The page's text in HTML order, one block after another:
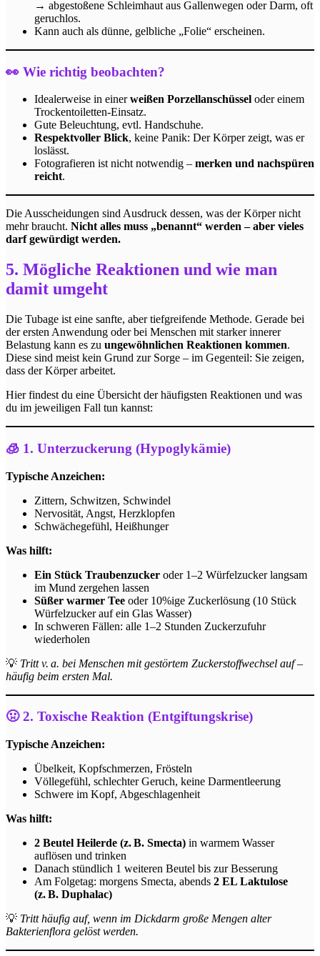
→ abgestoßene Schleimhaut aus Gallenwegen oder Darm, oft
geruchlos.
Kann auch als dünne, gelbliche „Folie“ erscheinen.
👀 Wie richtig beobachten?
Idealerweise in einerweißen Porzellanschüssel oder einem
Trockentoiletten-Einsatz.
Gute Beleuchtung, evtl. Handschuhe.
Respektvoller Blick, keine Panik: Der Körper zeigt, was er
loslässt.
Fotografieren ist nicht notwendig – merken und nachspüren
reicht.
Die Ausscheidungen sind Ausdruck dessen, was der Körper nicht
mehr braucht. Nicht alles muss „benannt“ werden – aber vieles
darf gewürdigt werden.
5. Mögliche Reaktionen und wie man
damit umgeht
Die Tubage ist eine sanfte, aber tiefgreifende Methode. Gerade bei
der ersten Anwendung oder bei Menschen mit starker innerer
Belastung kann es zu ungewöhnlichen Reaktionen kommen.
Diese sind meist kein Grund zur Sorge – im Gegenteil: Sie zeigen,
dass der Körper arbeitet.
Hier findest du eine Übersicht der häufigsten Reaktionen und was
du im jeweiligen Fall tun kannst:
🧊 1. Unterzuckerung (Hypoglykämie)
Typische Anzeichen:
Zittern, Schwitzen, Schwindel
Nervosität, Angst, Herzklopfen
Schwächegefühl, Heißhunger
Was hilft:
Ein Stück Traubenzucker oder 1–2 Würfelzucker langsam
im Mund zergehen lassen
Süßer warmer Tee oder 10%ige Zuckerlösung (10 Stück
Würfelzucker auf ein Glas Wasser)
In schweren Fällen: alle 1–2 Stunden Zuckerzufuhr
wiederholen
💡 Tritt v. a. bei Menschen mit gestörtem Zuckerstoffwechsel auf –
häufig beim ersten Mal.
🤢 2. Toxische Reaktion (Entgiftungskrise)
Typische Anzeichen:
Übelkeit, Kopfschmerzen, Frösteln
Völlegefühl, schlechter Geruch, keine Darmentleerung
Schwere im Kopf, Abgeschlagenheit
Was hilft:
2 Beutel Heilerde (z. B. Smecta) in warmem Wasser
auflösen und trinken
Danach stündlich 1 weiteren Beutel bis zur Besserung
Am Folgetag: morgens Smecta, abends 2 EL Laktulose
(z. B. Duphalac)
💡 Tritt häufig auf, wenn im Dickdarm große Mengen alter
Bakterienflora gelöst werden.